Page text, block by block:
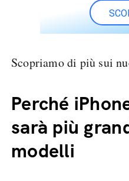
Scopriamo di più sui
Perché
sarà più
modelli